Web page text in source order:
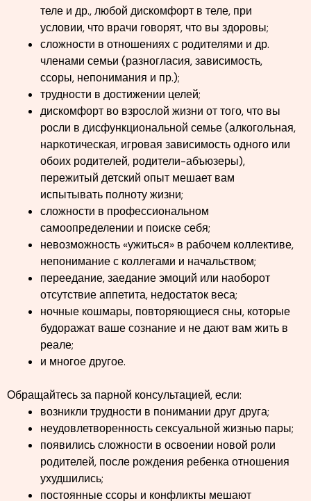
теле и др., любой дискомфорт в теле, при
условии, что врачи говорят, что вы здоровы;
сложности в отношениях с родителями и др.
членами семьи (разногласия, зависимость,
ссоры, непонимания и пр.);
трудности в достижении целей;
дискомфорт во взрослой жизни от того, что вы
росли в дисфункциональной семье (алкогольная,
наркотическая, игровая зависимость одного или
обоих родителей, родители-абъюзеры),
пережитый детский опыт мешает вам
испытывать полноту жизни;
сложности в профессиональном
самоопределении и поиске себя;
невозможность «ужиться» в рабочем коллективе,
непонимание с коллегами и начальством;
переедание, заедание эмоций или наоборот
отсутствие аппетита, недостаток веса;
ночные кошмары, повторяющиеся сны, которые
будоражат ваше сознание и не дают вам жить в
реале;
и многое другое.
Обращайтесь за парной консультацией, если:
возникли трудности в понимании друг друга;
неудовлетворенность сексуальной жизнью пары;
появились сложности в освоении новой роли
родителей, после рождения ребенка отношения
ухудшились;
постоянные ссоры и конфликты мешают